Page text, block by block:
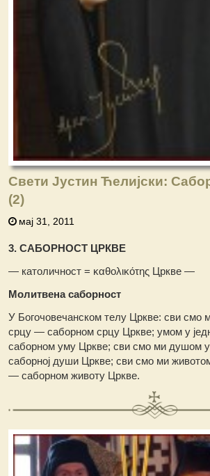
Свети Јустин Ћелијски:
(2)
мај 31, 2011
3. САБОРНОСТ ЦРКВЕ
— католичност = καθολικότης Цркве —
Молитвена саборност
У Богочовечанском телу Цркве: сви смо
срцу — саборном срцу Цркве; умом у
саборном уму Цркве; сви смо ми душом у
саборној души Цркве; сви смо ми
— саборном животу Цркве.